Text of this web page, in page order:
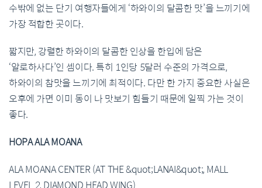
수밖에 없는 단기 여행자들에게 ‘하와이의 달콤한 맛’을느끼기에
가장 적합한 곳이다.
짧지만, 강렬한 하와이의 달콤한 인상을 한입에 담은
‘알로하사다’인 셈이다. 특히 1인당 5달러 수준의 가격으로,
하와이의 참맛을 느끼기에 최적이다. 다만 한 가지 중요한 사실은
오후에 가면 이미 동이 나맛보기 힘들기 때문에 일찍 가는 것이
좋다.
HOPA ALA MOANA
ALA MOANA CENTER (AT THE &quot;LANAI&quot;, MALL
LEVEL 2, DIAMOND HEADWING)